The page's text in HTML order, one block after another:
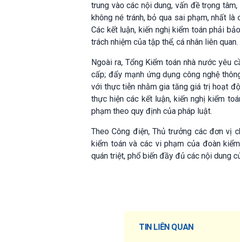
trung vào các nội dung, vấn đề trọng
không né tránh, bỏ qua sai phạm, nhất
Các kết luận, kiến nghị kiểm toán phải
trách nhiệm của tập thể, cá nhân liên quan.
Ngoài ra, Tổng Kiểm toán nhà nước yêu
cấp; đẩy mạnh ứng dụng công nghệ
với thực tiễn nhằm gia tăng giá trị hoạt
thực hiện các kết luận, kiến nghị kiểm
phạm theo quy định của pháp luật.
Theo Công điện, Thủ trưởng các đơn vị
kiểm toán và các vi phạm của đoàn
quán triệt, phổ biến đầy đủ các nội dung
TIN LIÊN QUAN